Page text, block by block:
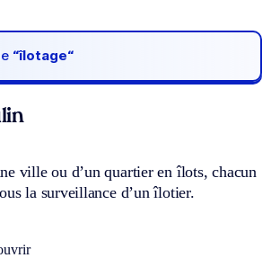
“îlotage“
ville ou d’un quartier en îlots, chacun
la surveillance d’un îlotier.